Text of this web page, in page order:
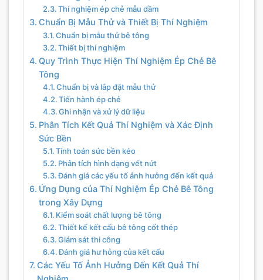
Thí nghiệm ép chẻ mẫu dầm
Chuẩn Bị Mẫu Thử và Thiết Bị Thí Nghiệm
Chuẩn bị mẫu thử bê tông
Thiết bị thí nghiệm
Quy Trình Thực Hiện Thí Nghiệm Ép Chẻ Bê
Tông
Chuẩn bị và lắp đặt mẫu thử
Tiến hành ép chẻ
Ghi nhận và xử lý dữ liệu
Phân Tích Kết Quả Thí Nghiệm và Xác Định
Sức Bền
Tính toán sức bền kéo
Phân tích hình dạng vết nứt
Đánh giá các yếu tố ảnh hưởng đến kết quả
Ứng Dụng của Thí Nghiệm Ép Chẻ Bê Tông
trong Xây Dựng
Kiểm soát chất lượng bê tông
Thiết kế kết cấu bê tông cốt thép
Giám sát thi công
Đánh giá hư hỏng của kết cấu
Các Yếu Tố Ảnh Hưởng Đến Kết Quả Thí